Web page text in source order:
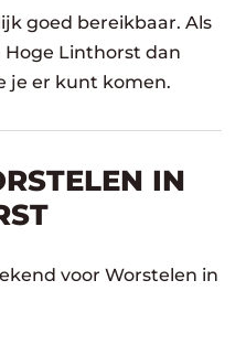
goed bereikbaar. Als
Hoge Linthorst dan
je er kunt komen.
IN
voor Worstelen in